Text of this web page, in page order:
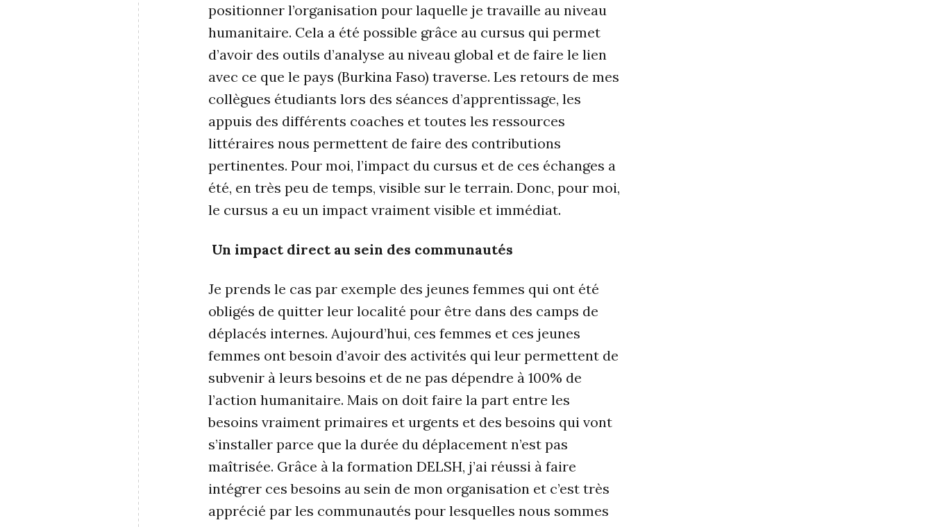
positionner l’organisation pour laquelle je travaille au niveau
humanitaire. Cela a été possible grâce au cursus qui permet
d’avoir des outils d’analyse au niveau global et de faire le lien
avec ce que le pays (Burkina Faso) traverse. Les retours de mes
collègues étudiants lors des séances d’apprentissage, les
appuis des différents coaches et toutes les ressources
littéraires nous permettent de faire des contributions
pertinentes. Pour moi, l’impact du cursus et de ces échanges a
été, en très peu de temps, visible sur le terrain. Donc, pour moi,
le cursus a eu un impact vraiment visible et immédiat.
Un impact direct au sein des communautés
Je prends le cas par exemple des jeunes femmes qui ont été
obligés de quitter leur localité pour être dans des camps de
déplacés internes. Aujourd’hui, ces femmes et ces jeunes
femmes ont besoin d’avoir des activités qui leur permettent de
subvenir à leurs besoins et de ne pas dépendre à 100% de
l’action humanitaire. Mais on doit faire la part entre les
besoins vraiment primaires et urgents et des besoins qui vont
s’installer parce que la durée du déplacement n’est pas
maîtrisée. Grâce à la formation DELSH, j’ai réussi à faire
intégrer ces besoins au sein de mon organisation et c’est très
apprécié par les communautés pour lesquelles nous sommes